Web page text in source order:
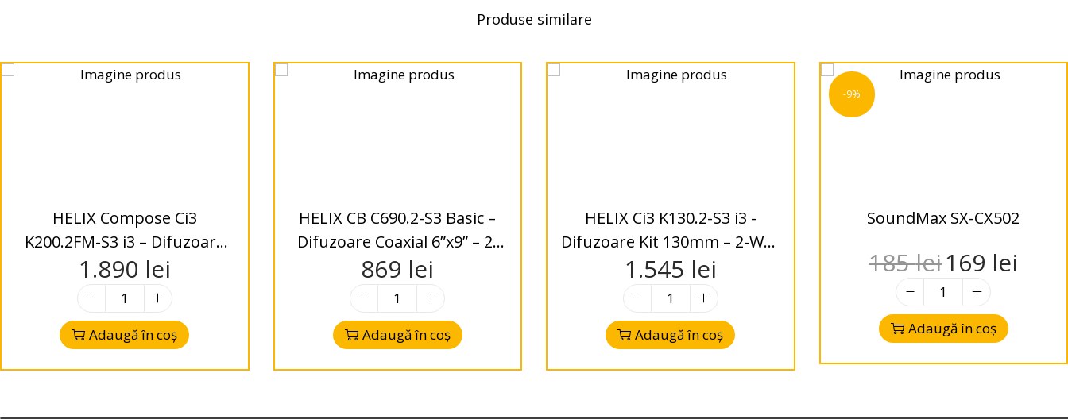
Produse similare
HELIX Compose Ci3
K200.2FM-S3 i3 – Difuzoare
Kit 200mm -2-Way – 3 Ohms
1.890 lei
Adaugă în coș
HELIX CB C690.2-S3 Basic –
Difuzoare Coaxial 6”x9” – 2-
Way – 3 Ohms
869 lei
Adaugă în coș
HELIX Ci3 K130.2-S3 i3 -
Difuzoare Kit 130mm – 2-Way
– 3 Ohms
1.545 lei
Adaugă în coș
-9%
SoundMax SX-CX502
185lei169 lei
Adaugă în coș